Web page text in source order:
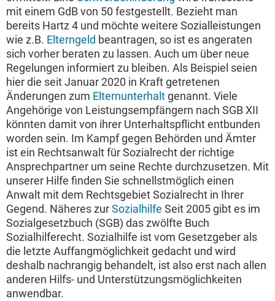
mit einem GdB von 50 festgestellt. Bezieht man
bereits Hartz 4 und möchte weitere Sozialleistungen
wie z.B. Elterngeld beantragen, so ist es angeraten
sich vorher beraten zu lassen. Auch um über neue
Regelungen informiert zu bleiben. Als Beispiel seien
hier die seit Januar 2020 in Kraft getretenen
Änderungen zum Elternunterhaltgenannt. Viele
Angehörige von Leistungsempfängern nach SGB XII
könnten damit von ihrer Unterhaltspflicht entbunden
worden sein. Im Kampf gegen Behörden und Ämter
ist ein Rechtsanwalt für Sozialrecht der richtige
Ansprechpartner um seine Rechte durchzusetzen. Mit
unserer Hilfe finden Sie schnellstmöglich einen
Anwalt mit dem Rechtsgebiet Sozialrecht in Ihrer
Gegend. Näheres zurSozialhilfe Seit 2005 gibt es im
Sozialgesetzbuch (SGB) das zwölfte Buch
Sozialhilferecht. Sozialhilfe ist vom Gesetzgeber als
die letzte Auffangmöglichkeit gedacht und wird
deshalb nachrangig behandelt, ist also erst nach allen
anderen Hilfs- und Unterstützungsmöglichkeiten
anwendbar.